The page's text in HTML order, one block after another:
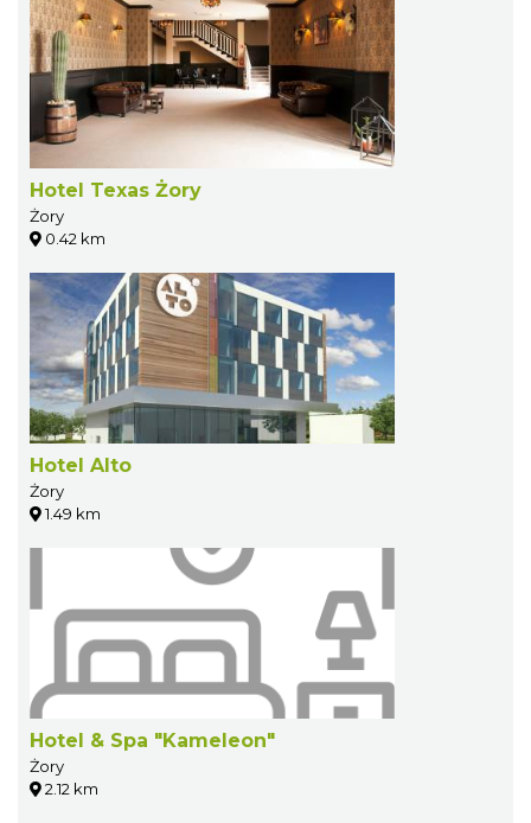
Hotel Texas Żory
Żory
0.42 km
Hotel Alto
Żory
1.49 km
Hotel & Spa "Kameleon"
Żory
2.12 km